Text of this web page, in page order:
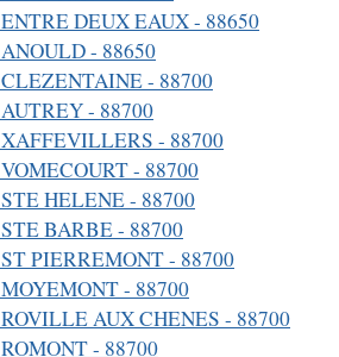
DEUX EAUX - 88650
- 88650
- 88700
- 88700
- 88700
- 88700
HELENE - 88700
BARBE - 88700
PIERREMONT - 88700
- 88700
AUX CHENES - 88700
- 88700